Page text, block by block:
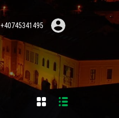
+40745341495